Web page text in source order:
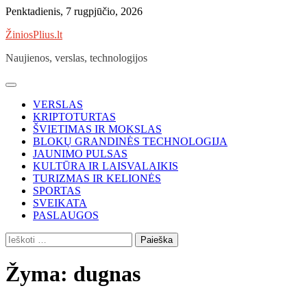
Skip
content
Penktadienis, 7 rugpjūčio, 2026
ŽiniosPlius.lt
Naujienos, verslas, technologijos
VERSLAS
KRIPTOTURTAS
ŠVIETIMAS IR MOKSLAS
BLOKŲ GRANDINĖS TECHNOLOGIJA
JAUNIMO PULSAS
KULTŪRA IR LAISVALAIKIS
TURIZMAS IR KELIONĖS
SPORTAS
SVEIKATA
PASLAUGOS
Ieškoti:
Žyma: dugnas